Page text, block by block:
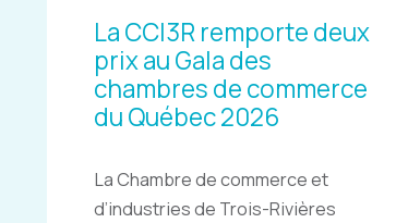
La CCI3R remporte deux
prix au Gala des
chambres de commerce
du Québec 2026
La Chambre de commerce et
d’industries de Trois-Rivières